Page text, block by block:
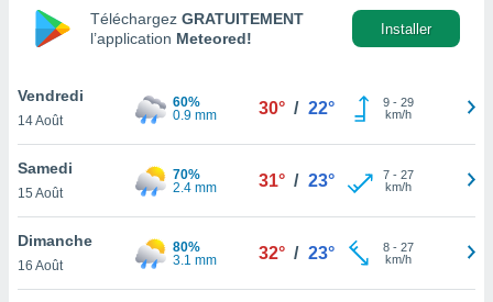
un
la
du
Téléchargez GRATUITEMENT
l’application Meteored!
Installer
Vendredi
14 Août
60%
0.9 mm
30° / 22° 9- 29
km/h
Samedi
15 Août
70%
2.4 mm
31° / 23° 7- 27
km/h
Dimanche
16 Août
80%
3.1 mm
32° / 23° 8- 27
km/h